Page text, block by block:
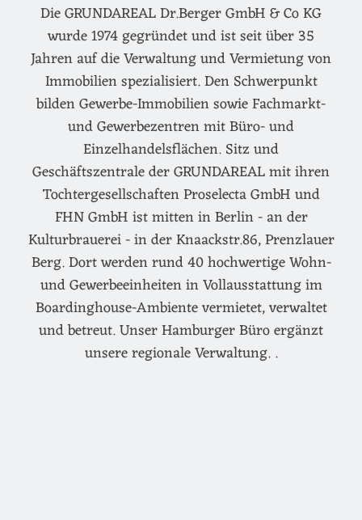
Die GRUNDAREAL Dr.Berger GmbH & Co KG
wurde 1974 gegründet und ist seit über 35
Jahren auf die Verwaltung und Vermietung von
Immobilien spezialisiert. Den Schwerpunkt
bilden Gewerbe-Immobilien sowie Fachmarkt-
und Gewerbezentren mit Büro- und
Einzelhandelsflächen. Sitz und
Geschäftszentrale der GRUNDAREAL mit ihren
Tochtergesellschaften Proselecta GmbH und
FHN GmbH ist mitten in Berlin - an der
Kulturbrauerei - in der Knaackstr.86, Prenzlauer
Berg. Dort werden rund 40 hochwertige Wohn-
und Gewerbeeinheiten in Vollausstattung im
Boardinghouse-Ambiente vermietet, verwaltet
und betreut. Unser Hamburger Büro ergänzt
unsere regionale Verwaltung. .